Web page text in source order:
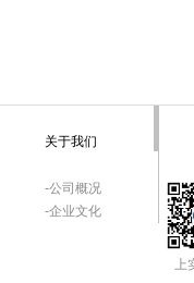
关于我们
-公司概况
-企业文化
上